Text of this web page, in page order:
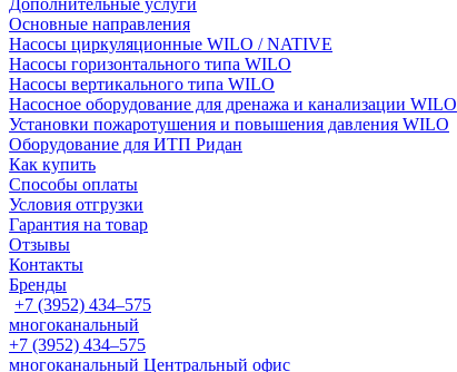
Дополнительные услуги
Основные направления
Насосы циркуляционные WILO / NATIVE
Насосы горизонтального типа WILO
Насосы вертикального типа WILO
Насосное оборудование для дренажа и канализации WILO
Установки пожаротушения и повышения давления WILO
Оборудование для ИТП Ридан
Как купить
Способы оплаты
Условия отгрузки
Гарантия на товар
Отзывы
Контакты
Бренды
+7 (3952) 434‒575
многоканальный
+7 (3952) 434‒575
многоканальный Центральный офис